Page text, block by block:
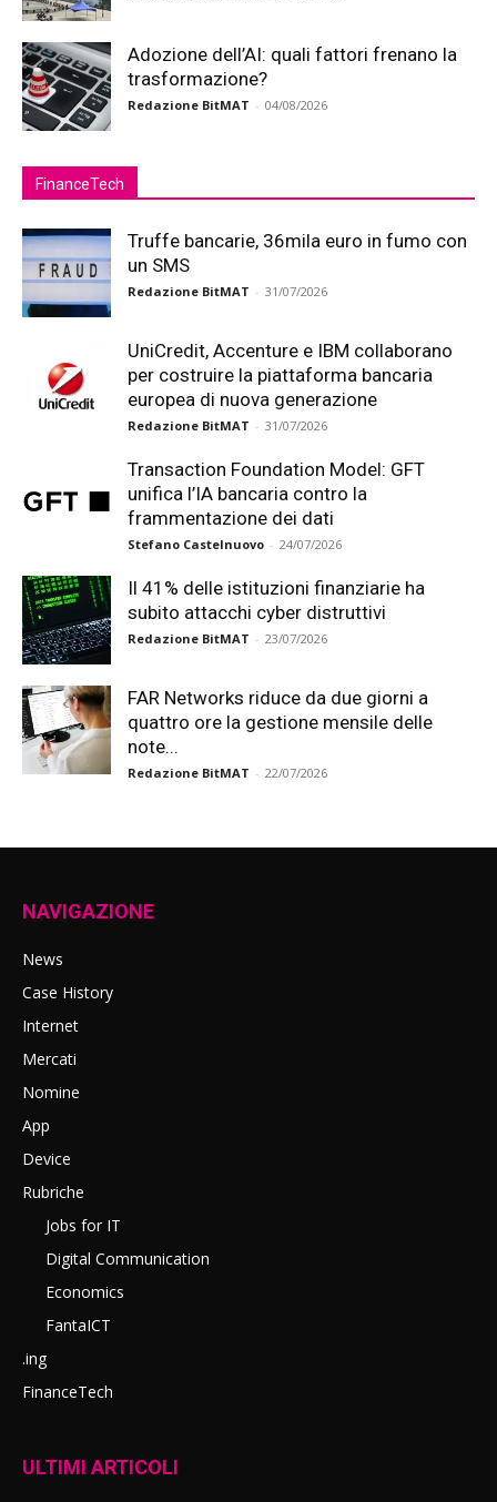
Adozione dell’AI: quali fattori frenano la
trasformazione?
Redazione BitMAT - 04/08/2026
FinanceTech
Truffe bancarie, 36mila euro in fumo con
un SMS
Redazione BitMAT - 31/07/2026
UniCredit, Accenture e IBM collaborano
per costruire la piattaforma bancaria
europea di nuova generazione
Redazione BitMAT - 31/07/2026
Transaction Foundation Model: GFT
unifica l’IA bancaria contro la
frammentazione dei dati
Stefano Castelnuovo - 24/07/2026
Il 41% delle istituzioni finanziarie ha
subito attacchi cyber distruttivi
Redazione BitMAT - 23/07/2026
FAR Networks riduce da due giorni a
quattro ore la gestione mensile delle
note...
Redazione BitMAT - 22/07/2026
NAVIGAZIONE
News
Case History
Internet
Mercati
Nomine
App
Device
Rubriche
Jobs for IT
Digital Communication
Economics
FantaICT
.ing
FinanceTech
ULTIMI ARTICOLI